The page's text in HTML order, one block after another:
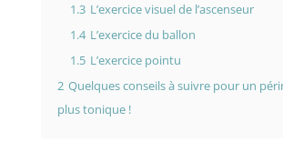
1.3 L’exercice visuel de l’ascenseur
1.4 L’exercice du ballon
1.5 L’exercice pointu
2 Quelques conseils à suivre pour un
plus tonique !